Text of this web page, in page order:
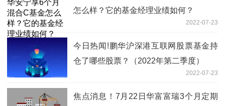
怎么样？它的基金经理业绩如何？
2022-07-23
今日热闻!鹏华沪深港互联网股票基金持
仓了哪些股票？（2022年第二季度）
2022-07-23
焦点消息！7月22日华富富瑞3个月定期